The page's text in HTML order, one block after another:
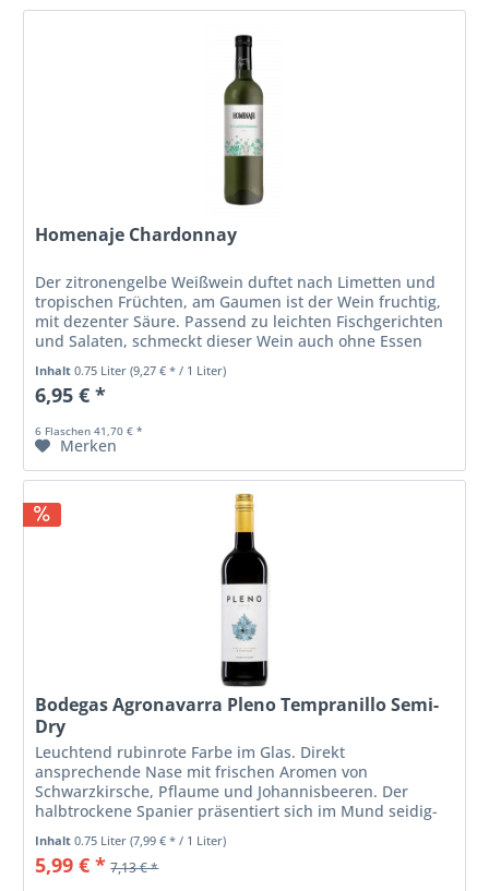
Homenaje Chardonnay
Der zitronengelbe Weißwein duftet nach Limetten und
tropischen Früchten, am Gaumen ist der Wein fruchtig,
mit dezenter Säure. Passend zu leichten Fischgerichten
und Salaten, schmeckt dieser Wein auch ohne Essen
Inhalt0.75 Liter(9,27 € * / 1 Liter)
6,95 € *
6 Flaschen 41,70 € *
Merken
Bodegas Agronavarra Pleno Tempranillo Semi-
Dry
Leuchtend rubinrote Farbe im Glas. Direkt
ansprechende Nase mit frischen Aromen von
Schwarzkirsche, Pflaume und Johannisbeeren. Der
halbtrockene Spanier präsentiert sich im Mund seidig-
Inhalt0.75 Liter(7,99 € * / 1 Liter)
5,99 € * 7,13 € *